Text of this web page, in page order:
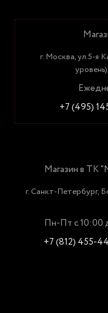
г. Москва, ул.5-я
+7 (495)
Магазин в ТК
г. Санкт-Петербург,
Пн-Пт с 10:00
+7 (812) 455-